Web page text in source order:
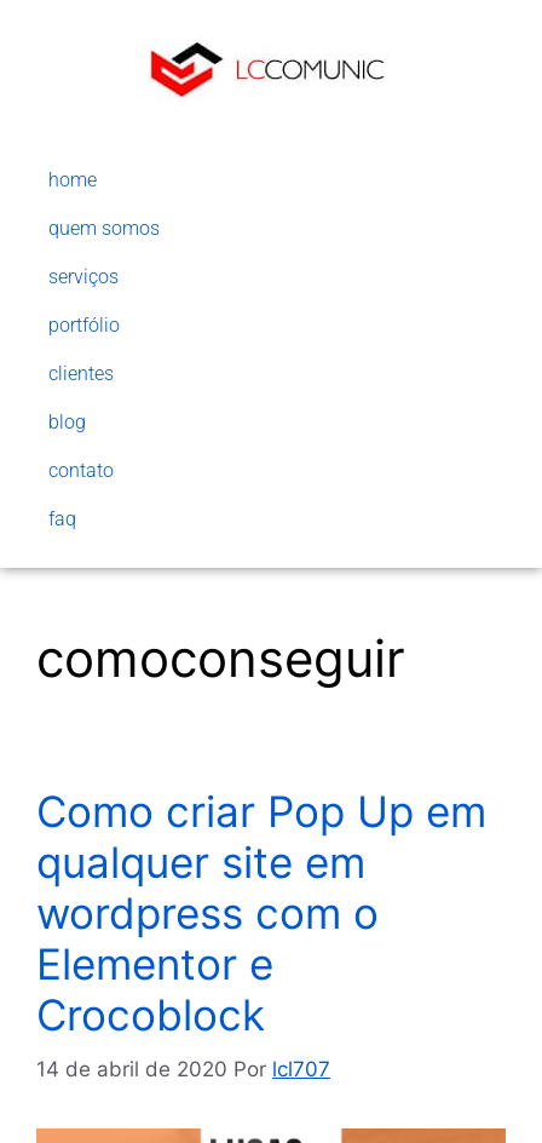
home
quem somos
serviços
portfólio
clientes
blog
contato
faq
comoconseguir
Como criar Pop Up em
qualquer site em
wordpress com o
Elementor e
Crocoblock
14 de abril de 2020 Por lcl707